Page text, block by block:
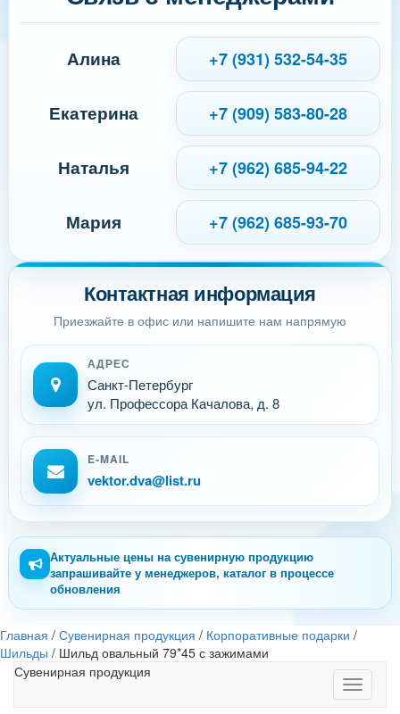
Контактная информация
Приезжайте в офис или напишите нам напрямую
АДРЕС
Санкт-Петербург
ул. Профессора Качалова, д. 8
E-MAIL
vektor.dva@list.ru
Алина +7 (931) 532-54-35
Екатерина +7 (909) 583-80-28
Наталья +7 (962) 685-94-22
Мария +7 (962) 685-93-70
Актуальные цены на сувенирную продукцию
запрашивайте у менеджеров, каталог в процессе
обновления
Главная / Сувенирная продукция / Корпоративные подарки /
Шильды / Шильд овальный 79*45 с зажимами
Toggle
Сувенирная продукция